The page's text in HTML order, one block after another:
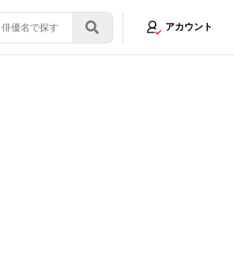
アカウント